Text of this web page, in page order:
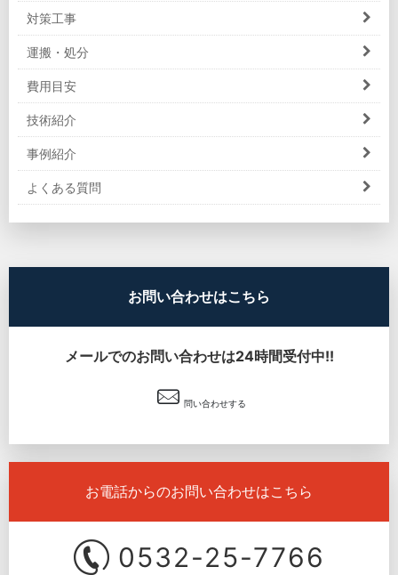
対策工事
運搬・処分
費用目安
技術紹介
事例紹介
よくある質問
お問い合わせはこちら
メールでのお問い合わせは24時間受付中!!
問い合わせする
お電話からのお問い合わせはこちら
0532-25-7766